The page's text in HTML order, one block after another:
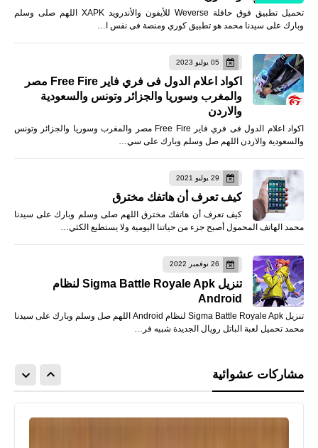
تحميل تطبيق فوق حافلة Weverse للأيفون والأندرويد XAPK اللهم صلى وسلم
وبارك على سيدنا محمد هو تطبيق كوري ومنصة فى نفس ا…
05 يوليو 2023
اكواد اعلام الدول فى فري فاير Free Fire مصر
والمغرب وسوريا والجزائر وتونس والسعودية
والاردن
اكواد اعلام الدول فى فري فاير Free Fire مصر والمغرب وسوريا والجزائر وتونس
والسعودية والاردن اللهم صل وسلم وبارك على سي…
29 يوليو 2021
كيف تعرف أن هاتفك مخترق
كيف تعرف أن هاتفك مخترق اللهم صلى وسلم وبارك على سيدنا
محمد الهاتف المحمول أصبح جزء من حياتنا اليومية ولا يستطيع الكثي…
26 نوفمبر 2022
تنزيل Sigma Battle Royale Apk لنظام
Android
تنزيل Sigma Battle Royale Apk لنظام Android اللهم صل وسلم وبارك على سيدنا
محمد تحميل لعبة الباتل رويال الجديدة شبيه فر…
مشاركات عشوائية